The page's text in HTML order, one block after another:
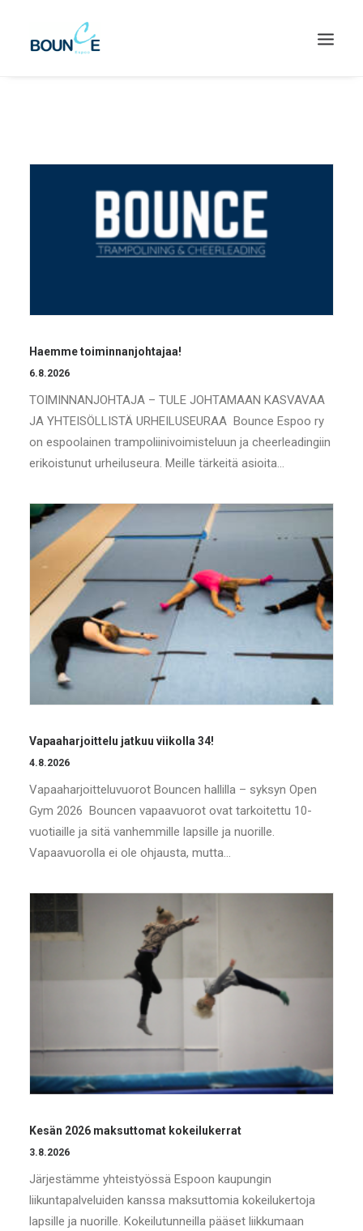
Haemme toiminnanjohtajaa!
6.8.2026
TOIMINNANJOHTAJA – TULE JOHTAMAAN KASVAVAA
JA YHTEISÖLLISTÄ URHEILUSEURAA Bounce Espoo ry
on espoolainen trampoliinivoimisteluun ja cheerleadingiin
erikoistunut urheiluseura. Meille tärkeitä asioita…
Vapaaharjoittelu jatkuu viikolla 34!
4.8.2026
Vapaaharjoitteluvuorot Bouncen hallilla – syksyn Open
Gym 2026 Bouncen vapaavuorot ovat tarkoitettu 10-
vuotiaille ja sitä vanhemmille lapsille ja nuorille.
Vapaavuorolla ei ole ohjausta, mutta…
Kesän 2026 maksuttomat kokeilukerrat
3.8.2026
Järjestämme yhteistyössä Espoon kaupungin
liikuntapalveluiden kanssa maksuttomia kokeilukertoja
lapsille ja nuorille. Kokeilutunneilla pääset liikkumaan